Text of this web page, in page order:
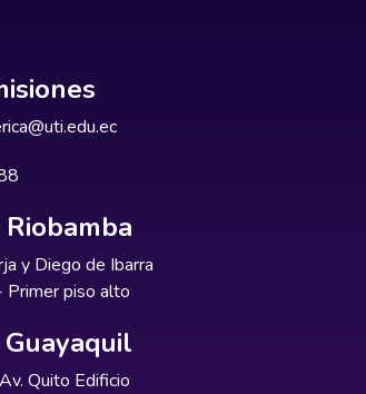
y Diego de Ibarra
Primer piso alto
Quito Edificio